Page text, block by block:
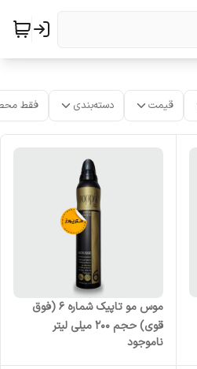
قیمت دسته‌بندی فقط
موس مو تاپیک شماره 6 (فوق
قوی) حجم 200 میلی لیتر
ناموجود